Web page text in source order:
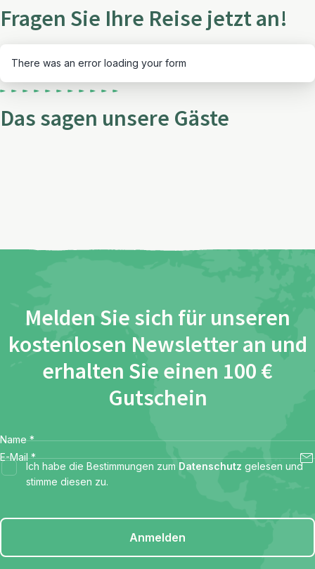
Fragen Sie Ihre Reise jetzt an!
There was an error loading your form
Das sagen unsere Gäste
Melden Sie sich für unseren
kostenlosen Newsletter an und
erhalten Sie einen 100 €
Gutschein
Name *
E-Mail *
Ich habe die Bestimmungen zum Datenschutz gelesen und
stimme diesen zu.
Anmelden